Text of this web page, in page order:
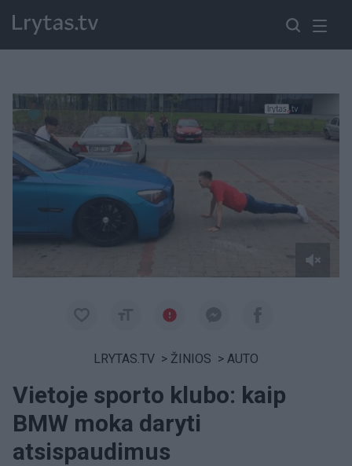
Paremkite Ukrainą
LRYTAS.TV > ŽINIOS > AUTO
Vietoje sporto klubo: kaip
BMW moka daryti
atsispaudimus